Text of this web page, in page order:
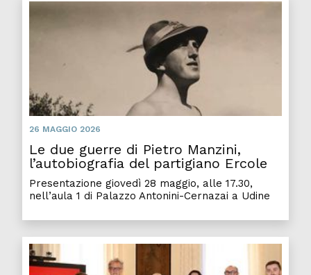
26 MAGGIO 2026
Le due guerre di Pietro Manzini,
l’autobiografia del partigiano Ercole
Presentazione giovedì 28 maggio, alle 17.30,
nell’aula 1 di Palazzo Antonini-Cernazai a Udine